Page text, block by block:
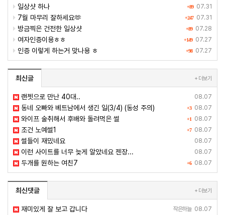
+89 07.31
일상샷 하나
+247 07.31
7월 마무리 잘하세요🫶
+89 07.28
방금찍은 건전한 일상샷
+149 07.27
여자인증이용ㅎㅎ
+98 07.27
인증 이렇게 하는거 맞나용 ㅎ
최신글 + 더보기
08.07
랜쳇으로 만난 40대..
+3 08.07
동네 오빠와 베트남에서 생긴 일(3/4) (동성 주의)
+1 08.07
와이프 술취해서 후배와 돌려먹은 썰
+7 08.07
조건 노예썰1
08.07
썰들이 재밌네요
08.07
이런 사이트를 너무 늦게 알았네요 젠장...
+6 08.07
두개를 원하는 여친7
최신댓글 + 더보기
작은하늘 08.07
재미있게 잘 보고 갑니다